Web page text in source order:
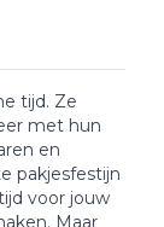
tijd. Ze
met hun
en
pakjesfestijn
voor jouw
Maar